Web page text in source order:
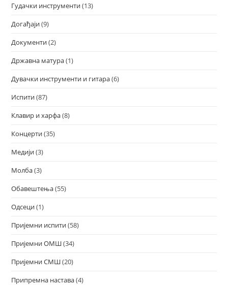
Гудачки инструменти(13)
Догађаји(9)
Документи(2)
Државна матура(1)
Дувачки инструменти и гитара(6)
Испити(87)
Клавир и харфа(8)
Концерти(35)
Медији(3)
Молба(3)
Обавештења(55)
Одсеци(1)
Пријемни испити(58)
Пријемни ОМШ(34)
Пријемни СМШ(20)
Припремна настава(4)